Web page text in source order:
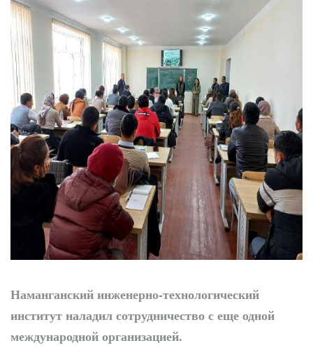
Наманганский инженерно-технологический
институт наладил сотрудничество с еще одной
международной организацией.